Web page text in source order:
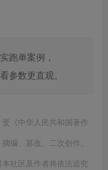
跑单案例，
参数更直观。
《中华人民共和国著作
编、篡改、二次创作、
社区及作者将依法追究